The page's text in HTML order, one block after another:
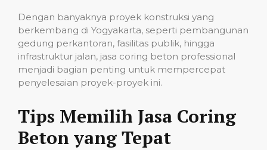
Dengan banyaknya proyek konstruksi yang
berkembang di Yogyakarta, seperti pembangunan
gedung perkantoran, fasilitas publik, hingga
infrastruktur jalan, jasa coring beton professional
menjadi bagian penting untuk mempercepat
penyelesaian proyek-proyek ini.
Tips Memilih Jasa Coring
Beton yang Tepat